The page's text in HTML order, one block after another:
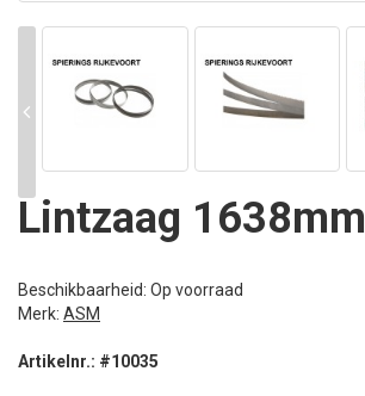
Lintzaag 1638mm
Beschikbaarheid: Op voorraad
Merk: ASM
Artikelnr.: #10035